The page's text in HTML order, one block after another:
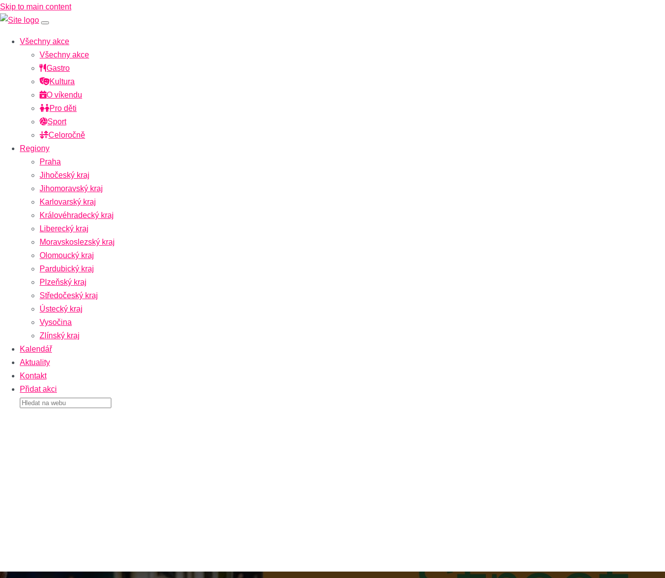
Skip to main content
Všechny akce
Všechny akce
Gastro
Kultura
O víkendu
Pro děti
Sport
Celoročně
Regiony
Praha
Jihočeský kraj
Jihomoravský kraj
Karlovarský kraj
Královéhradecký kraj
Liberecký kraj
Moravskoslezský kraj
Olomoucký kraj
Pardubický kraj
Plzeňský kraj
Středočeský kraj
Ústecký kraj
Vysočina
Zlínský kraj
Kalendář
Aktuality
Kontakt
Přidat akci